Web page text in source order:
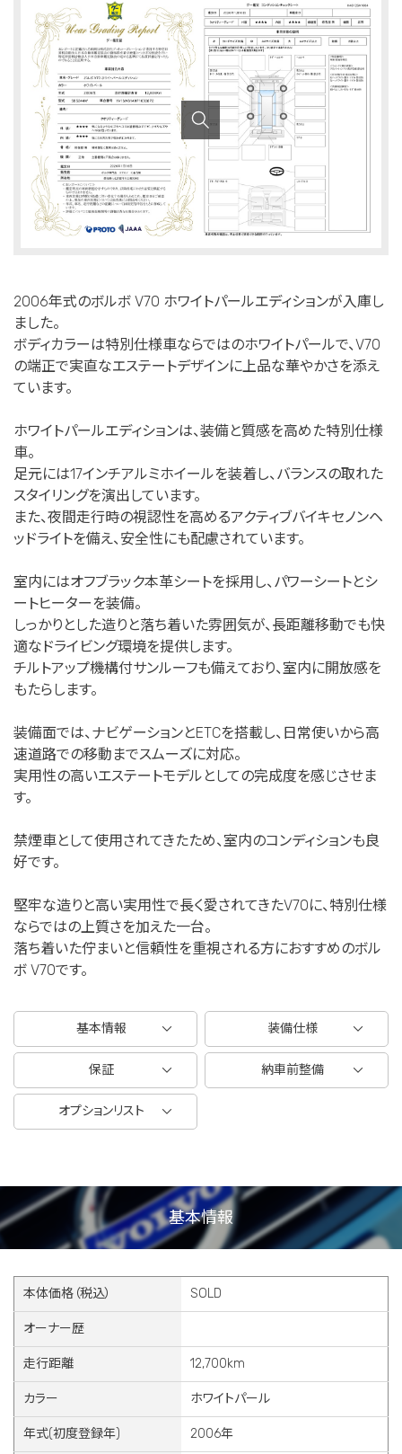
2006年式のボルボ V70 ホワイトパールエディションが入庫し
ました。
ボディカラーは特別仕様車ならではのホワイトパールで、V70
の端正で実直なエステートデザインに上品な華やかさを添え
ています。
ホワイトパールエディションは、装備と質感を高めた特別仕様
車。
足元には17インチアルミホイールを装着し、バランスの取れた
スタイリングを演出しています。
また、夜間走行時の視認性を高めるアクティブバイキセノンヘ
ッドライトを備え、安全性にも配慮されています。
室内にはオフブラック本革シートを採用し、パワーシートとシ
ートヒーターを装備。
しっかりとした造りと落ち着いた雰囲気が、長距離移動でも快
適なドライビング環境を提供します。
チルトアップ機構付サンルーフも備えており、室内に開放感を
もたらします。
装備面では、ナビゲーションとETCを搭載し、日常使いから高
速道路での移動までスムーズに対応。
実用性の高いエステートモデルとしての完成度を感じさせま
す。
禁煙車として使用されてきたため、室内のコンディションも良
好です。
堅牢な造りと高い実用性で長く愛されてきたV70に、特別仕様
ならではの上質さを加えた一台。
落ち着いた佇まいと信頼性を重視される方におすすめのボル
ボ V70です。
基本情報 装備仕様
保証 納車前整備
オプションリスト
基本情報
本体価格（税込） SOLD
オーナー歴
走行距離 12,700km
カラー ホワイトパール
年式(初度登録年) 2006年